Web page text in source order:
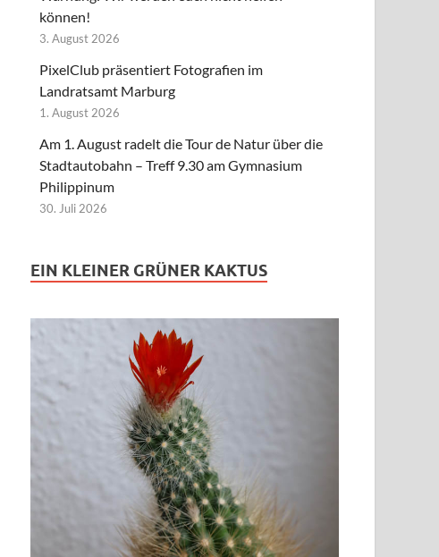
können!
3. August 2026
PixelClub präsentiert Fotografien im
Landratsamt Marburg
1. August 2026
Am 1. August radelt die Tour de Natur über die
Stadtautobahn – Treff 9.30 am Gymnasium
Philippinum
30. Juli 2026
EIN KLEINER GRÜNER KAKTUS